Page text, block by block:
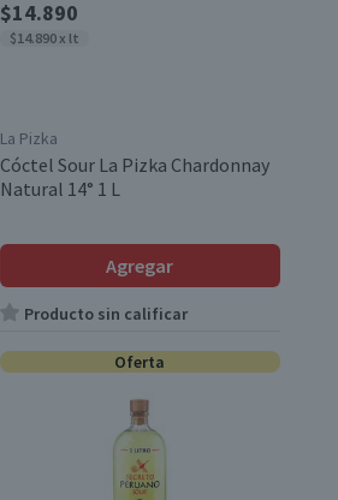
$14.890
$14.890 x lt
La Pizka
Cóctel Sour La Pizka Chardonnay
Natural 14° 1 L
Agregar
Producto sin calificar
Oferta